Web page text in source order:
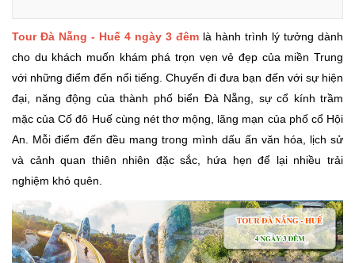
Tour Đà Nẵng - Huế 4 ngày 3 đêm là hành trình lý tưởng dành
cho du khách muốn khám phá trọn vẹn vẻ đẹp của miền Trung
với những điểm đến nổi tiếng. Chuyến đi đưa bạn đến với sự hiện
đại, năng động của thành phố biển Đà Nẵng, sự cổ kính trầm
mặc của Cố đô Huế cùng nét thơ mộng, lãng mạn của phố cổ Hội
An. Mỗi điểm đến đều mang trong mình dấu ấn văn hóa, lịch sử
và cảnh quan thiên nhiên đặc sắc, hứa hẹn để lại nhiều trải
nghiệm khó quên.